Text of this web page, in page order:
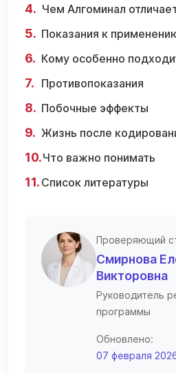
Чем Алгоминал
Показания к
Кому особенно
Противопоказания
Побочные эффекты
Жизнь после
Что важно понимать
Список литературы
Проверяющий
Смирнова
Викторовна
Руководитель
программы
Обновлено:
07 февраля